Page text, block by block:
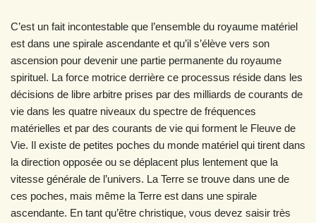
C’est un fait incontestable que l’ensemble du royaume matériel
est dans une spirale ascendante et qu’il s’élève vers son
ascension pour devenir une partie permanente du royaume
spirituel. La force motrice derrière ce processus réside dans les
décisions de libre arbitre prises par des milliards de courants de
vie dans les quatre niveaux du spectre de fréquences
matérielles et par des courants de vie qui forment le Fleuve de
Vie. Il existe de petites poches du monde matériel qui tirent dans
la direction opposée ou se déplacent plus lentement que la
vitesse générale de l’univers. La Terre se trouve dans une de
ces poches, mais même la Terre est dans une spirale
ascendante. En tant qu’être christique, vous devez saisir très